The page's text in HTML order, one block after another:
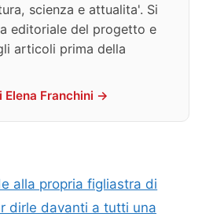
scienza e attualita'. Si
editoriale del progetto e
articoli prima della
Franchini →
alla propria figliastra di
dirle davanti a tutti una